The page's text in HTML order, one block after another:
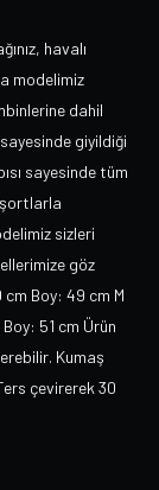
havalı
modelimiz
dahil
giyildiği
sayesinde tüm
sizleri
göz
cm Boy: 49 cm M
51 cm Ürün
Kumaş
çevirerek 30